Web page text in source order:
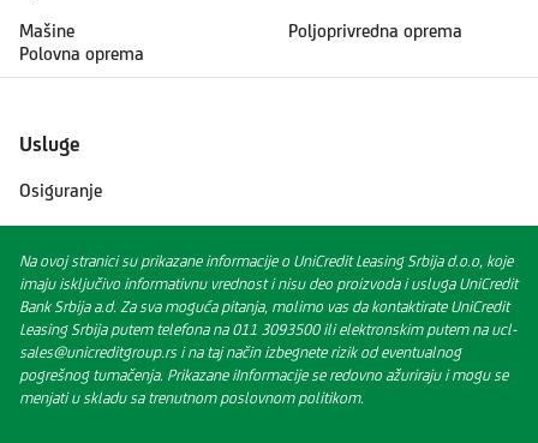
Mašine
Poljoprivredna oprema
Polovna oprema
Usluge
Osiguranje
Na ovoj stranici su prikazane informacije o UniCredit Leasing Srbija d.o.o, koje
imaju isključivo informativnu vrednost i nisu deo proizvoda i usluga UniCredit
Bank Srbija a.d. Za sva moguća pitanja, molimo vas da kontaktirate UniCredit
Leasing Srbija putem telefona na 011 3093500 ili elektronskim putem na ucl-
sales@unicreditgroup.rs i na taj način izbegnete rizik od eventualnog
pogrešnog tumačenja. Prikazane iInformacije se redovno ažuriraju i mogu se
menjati u skladu sa trenutnom poslovnom politikom.